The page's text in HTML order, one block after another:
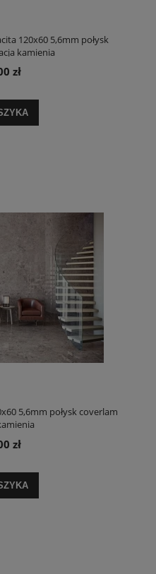
120x60 5,6mm połysk
kamienia
zł
5,6mm połysk coverlam
zł